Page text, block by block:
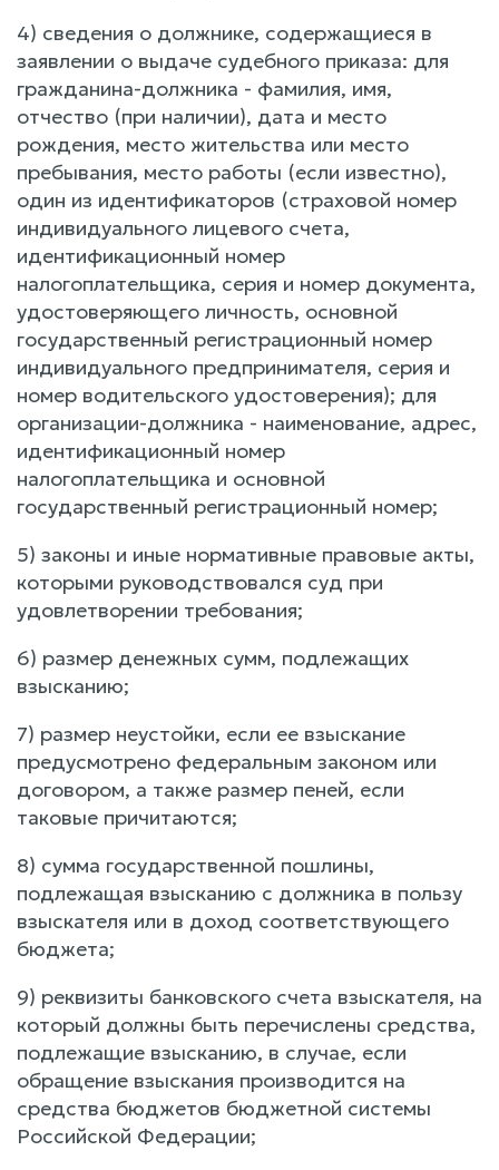
4) сведения о должнике, содержащиеся в
заявлении о выдаче судебного приказа: для
гражданина-должника - фамилия, имя,
отчество (при наличии), дата и место
рождения, место жительства или место
пребывания, место работы (если известно),
один из идентификаторов (страховой номер
индивидуального лицевого счета,
идентификационный номер
налогоплательщика, серия и номер документа,
удостоверяющего личность, основной
государственный регистрационный номер
индивидуального предпринимателя, серия и
номер водительского удостоверения); для
организации-должника - наименование, адрес,
идентификационный номер
налогоплательщика и основной
государственный регистрационный номер;
5) законы и иные нормативные правовые акты,
которыми руководствовался суд при
удовлетворении требования;
6) размер денежных сумм, подлежащих
взысканию;
7) размер неустойки, если ее взыскание
предусмотрено федеральным законом или
договором, а также размер пеней, если
таковые причитаются;
8) сумма государственной пошлины,
подлежащая взысканию с должника в пользу
взыскателя или в доход соответствующего
бюджета;
9) реквизиты банковского счета взыскателя, на
который должны быть перечислены средства,
подлежащие взысканию, в случае, если
обращение взыскания производится на
средства бюджетов бюджетной системы
Российской Федерации;